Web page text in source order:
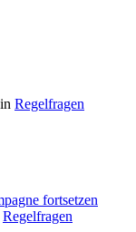
Regelfragen
fortsetzen
Regelfragen